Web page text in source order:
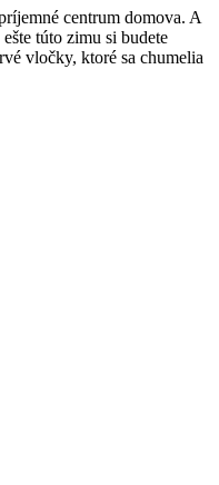
centrum domova. A
túto zimu si budete
vločky, ktoré sa chumelia